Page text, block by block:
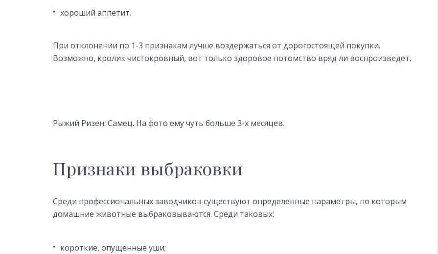
хороший аппетит.
При отклонении по 1-3 признакам лучше воздержаться от дорогостоящей покупки.
Возможно, кролик чистокровный, вот только здоровое потомство вряд ли воспроизведет.
Рыжий Ризен. Самец. На фото ему чуть больше 3-х месяцев.
Признаки выбраковки
Среди профессиональных заводчиков существуют определенные параметры, по которым
домашние животные выбраковываются. Среди таковых:
короткие, опущенные уши;